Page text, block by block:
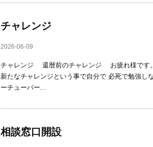
チャレンジ
2026-06-09
チャレンジ 還暦前のチャレンジ お疲れ様です
新たなチャレンジという事で自分で 必死で勉強
ーチューバー...
相談窓口開設